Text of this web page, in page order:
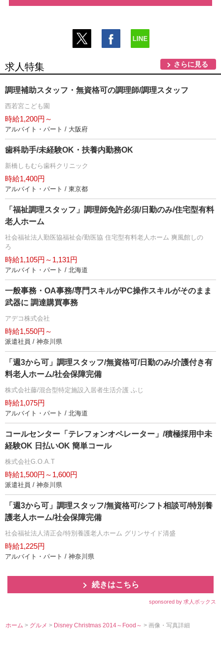
求人特集 さらに見る
調理補助スタッフ・無資格可の調理師/調理スタッフ
西若宮こども園
時給1,200円～
アルバイト・パート / 大阪府
歯科助手/未経験OK・扶養内勤務OK
新橋しもむら歯科クリニック
時給1,400円
アルバイト・パート / 東京都
「福祉調理スタッフ」調理師免許必須/日勤のみ/住宅型有料
老人ホーム
社会福祉法人勤医協福祉会/勤医協 住宅型有料老人ホーム 爽風館しの
ろ
時給1,105円～1,131円
アルバイト・パート / 北海道
一般事務・OA事務/専門スキルがPC操作スキルがそのまま
武器に 調達購買事務
アデコ株式会社
時給1,550円～
派遣社員 / 神奈川県
「週3から可」調理スタッフ/無資格可/日勤のみ/介護付き有
料老人ホーム/社会保障完備
株式会社藤/混合型特定施設入居者生活介護 ふじ
時給1,075円
アルバイト・パート / 北海道
コールセンター「テレフォンオペレーター」/積極採用中未
経験OK 日払いOK 簡単コール
株式会社G.O.A.T
時給1,500円～1,600円
派遣社員 / 神奈川県
「週3から可」調理スタッフ/無資格可/シフト相談可/特別養
護老人ホーム/社会保障完備
社会福祉法人清正会/特別養護老人ホーム グリンサイド清盛
時給1,225円
アルバイト・パート / 神奈川県
続きはこちら
sponsored by 求人ボックス
ホーム > グルメ> Disney Christmas 2014～Food～> 画像・写真詳細